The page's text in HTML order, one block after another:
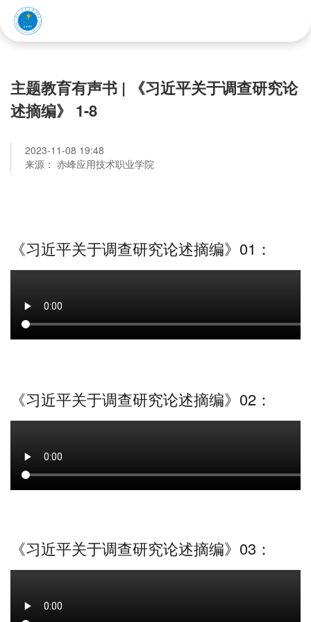
主题教育有声书 | 《习近平关于调查研究论
述摘编》 1-8
2023-11-08 19:48
来源： 赤峰应用技术职业学院
《习近平关于调查研究论述摘编》01：
《习近平关于调查研究论述摘编》02：
《习近平关于调查研究论述摘编》03：